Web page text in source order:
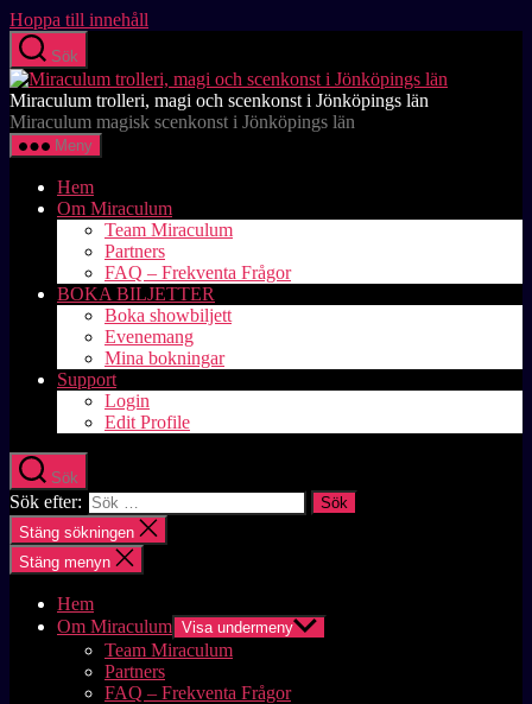
Hoppa till innehåll
Sök
Miraculum trolleri, magi och scenkonst i Jönköpings län
Miraculum magisk scenkonst i Jönköpings län
Meny
Hem
Om Miraculum
Team Miraculum
Partners
FAQ – Frekventa Frågor
BOKA BILJETTER
Boka showbiljett
Evenemang
Mina bokningar
Support
Login
Edit Profile
Sök
Sök efter:
Stäng sökningen
Stäng menyn
Hem
Om Miraculum Visa undermeny
Team Miraculum
Partners
FAQ – Frekventa Frågor